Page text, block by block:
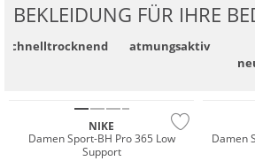
BEKLEIDUNG FÜR IHRE
schnell­trocknend atmungsaktiv
NIKE
Damen Sport-BH Pro 365 Low
Support
Damen